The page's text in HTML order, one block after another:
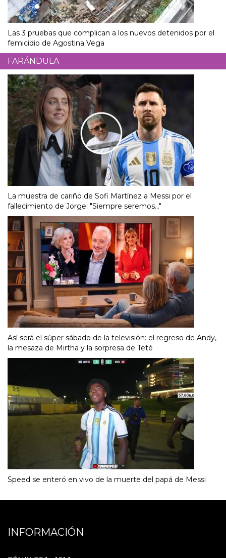
Las 3 pruebas que complican a los nuevos detenidos por el
femicidio de Agostina Vega
FARÁNDULA
La muestra de cariño de Sofi Martínez a Messi por el
fallecimiento de Jorge: "Siempre seremos..."
Así será el súper sábado de la televisión: el regreso de Andy,
la mesaza de Mirtha y la sorpresa de Teté
Speed se enteró en vivo de la muerte del papá de Messi
INFORMACIÓN